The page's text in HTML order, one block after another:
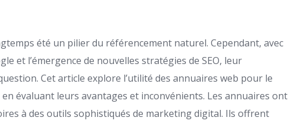
été un pilier du référencement naturel. Cependant, avec
et l’émergence de nouvelles stratégies de SEO, leur
Cet article explore l’utilité des annuaires web pour le
évaluant leurs avantages et inconvénients. Les annuaires ont
à des outils sophistiqués de marketing digital. Ils offrent